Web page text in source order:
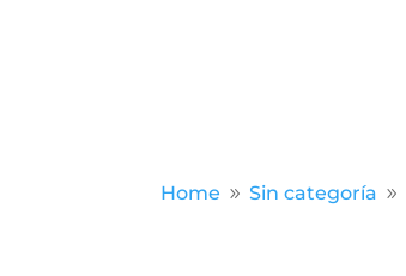
Home 9 Sin categoría 9